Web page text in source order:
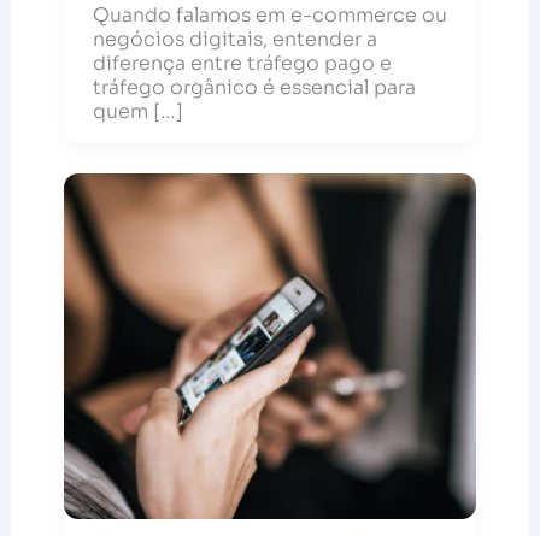
Quando falamos em e-commerce ou
negócios digitais, entender a
diferença entre tráfego pago e
tráfego orgânico é essencial para
quem […]